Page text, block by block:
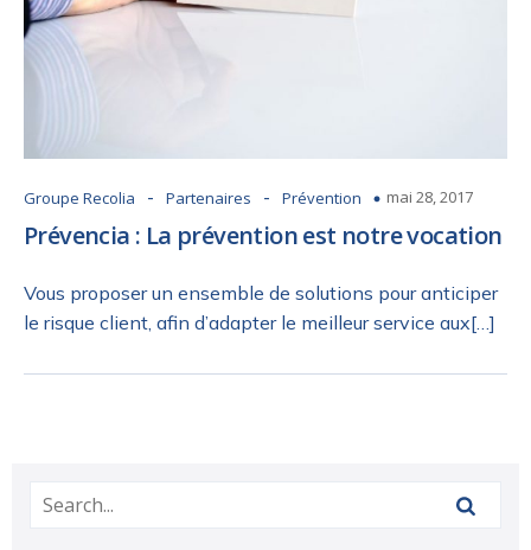
Groupe Recolia - Partenaires - Prévention mai 28, 2017
Prévencia : La prévention est notre vocation
Vous proposer un ensemble de solutions pour anticiper
le risque client, afin d’adapter le meilleur service aux[…]